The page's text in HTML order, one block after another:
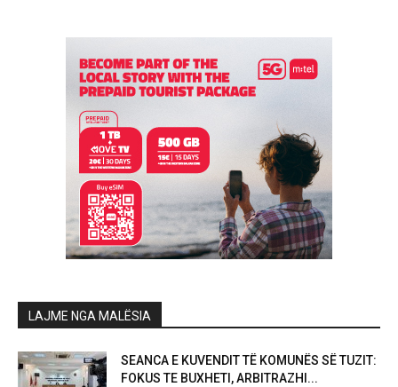
LAJME NGA MALËSIA
SEANCA E KUVENDIT TË KOMUNËS SË TUZIT:
FOKUS TE BUXHETI, ARBITRAZHI...